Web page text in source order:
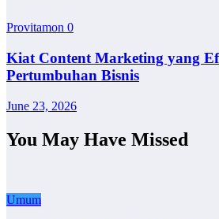
Provitamon 0
Kiat Content Marketing yang
Pertumbuhan Bisnis
June 23, 2026
You May Have Missed
Umum